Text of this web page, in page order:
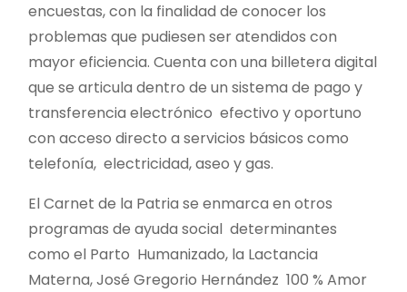
encuestas, con la finalidad de conocer los
problemas que pudiesen ser atendidos con
mayor eficiencia. Cuenta con una billetera digital
que se articula dentro de un sistema de pago y
transferencia electrónico efectivo y oportuno
con acceso directo a servicios básicos como
telefonía, electricidad, aseo y gas.
El Carnet de la Patria se enmarca en otros
programas de ayuda social determinantes
como el Parto Humanizado, la Lactancia
Materna, José Gregorio Hernández 100 % Amor